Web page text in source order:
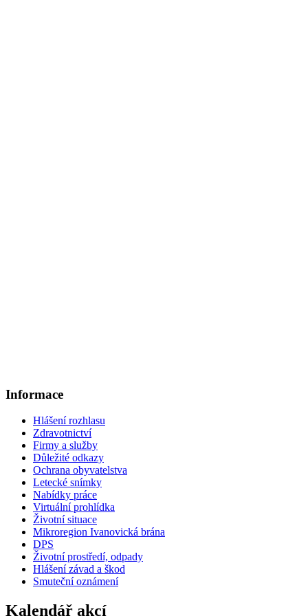
Informace
Hlášení rozhlasu
Zdravotnictví
Firmy a služby
Důležité odkazy
Ochrana obyvatelstva
Letecké snímky
Nabídky práce
Virtuální prohlídka
Životní situace
Mikroregion Ivanovická brána
DPS
Životní prostředí, odpady
Hlášení závad a škod
Smuteční oznámení
Kalendář akcí